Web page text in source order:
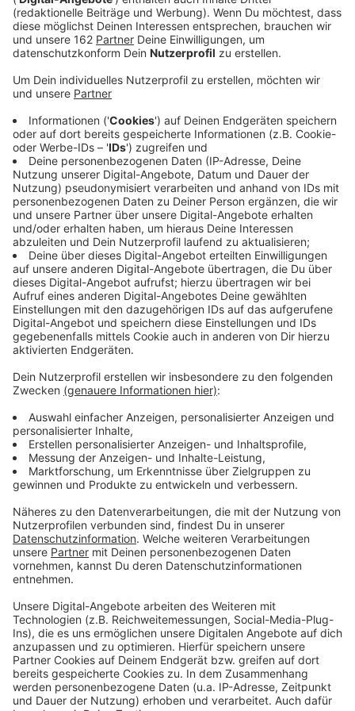
Anzeige
In der Xantener Südsee haben die Hunde am Sonntag
das Sagen. Das Naturbad lädt zum besonderen Special
auf die riesigen Strand- und Freiflächen ein. Es gibt
zum Beispiel zwei Parcours für die Vierbeiner,
außerdem Verkaufs-, Aktions- und Beratungsstände
für die Hundehalter. Und natürlich geht es auch ins
oder aufs Wasser, gemeinsam zum Beispiel bei einem
Paddelworkshop.
Anzeige
Eintritt kostet ein Euro pro Pfote
Anzeige
Der Eintritt in die Xantener Südsee ist am 20.10.2024
für Erwachsene und Kinder frei. Für jeden Hund beträgt
er einen Euro pro Pfote. Die Leinenpflicht innerhalb
des Naturbades wird am Aktionstag ausnahmsweise
aufgehoben. Nur im Bereich der Ausstellerstände
müssen Hunde angeleint sein. Das erste
Hundeschwimmen in der Xantener Südsee läuft von 11
bis 17 Uhr.Hier gibt es weitere Infos.
Anzeige
Anzeige